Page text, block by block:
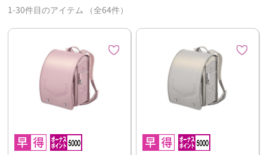
1-30件目のアイテム （全64件）